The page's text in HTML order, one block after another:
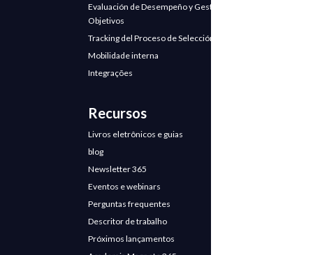
Evaluación de Desempeño y Gestión de
Objetivos
Tracking del Proceso de Selección
Mobilidade interna
Integrações
Recursos
Livros eletrônicos e guias
blog
Newsletter 365
Eventos e webinars
Perguntas frequentes
Descritor de trabalho
Próximos lançamentos